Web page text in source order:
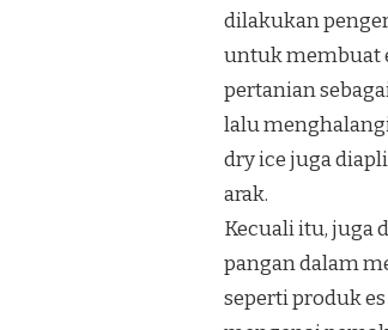
dilakukan
untuk membuat
pertanian
lalu
dry ice juga
arak.
Kecuali itu, juga
pangan dalam
seperti produk